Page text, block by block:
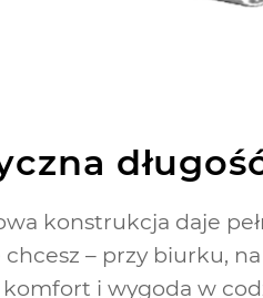
konstrukcja daje
– przy biurku,
komfort i wygoda w